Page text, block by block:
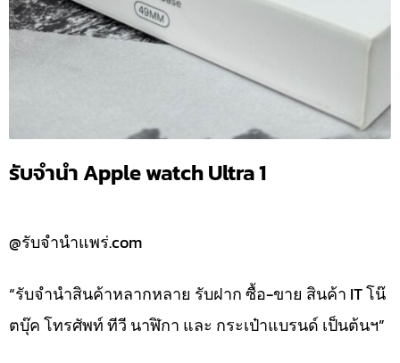
รับจำนำ Apple watch Ultra 1
@รับจำนำแพร่.com
“รับจำนำสินค้าหลากหลาย รับฝาก ซื้อ-ขาย สินค้า IT โน๊
ตบุ๊ค โทรศัพท์ ทีวี นาฬิกา และ กระเป๋าแบรนด์ เป็นต้นฯ”